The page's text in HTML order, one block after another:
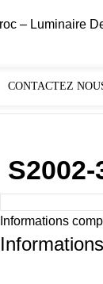
CONTACTEZ
S2002-
Informations